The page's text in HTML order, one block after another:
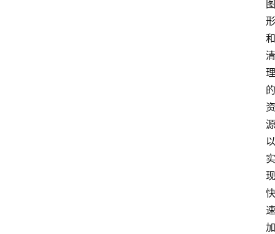
图
形
和
清
理
的
资
源
以
实
现
快
速
加